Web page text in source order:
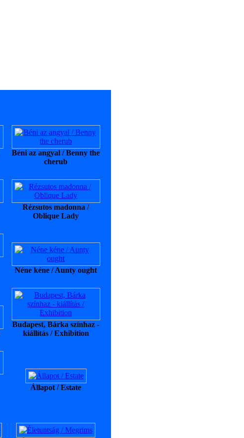
Béni az angyal / Benny the
cherub
Rézsutos madonna /
Oblique Lady
Néne kéne / Aunty ought
Budapest, Bárka színhaz -
kiállítás / Exhibition
Állapot / Estate